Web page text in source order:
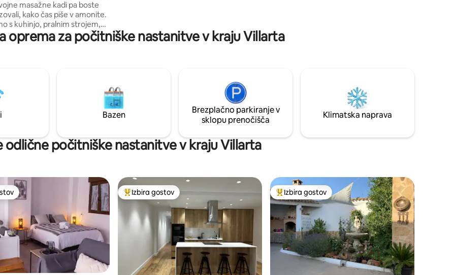
masažne kadi pa boste
kako čas piše v amonite.
s kuhinjo, pralnim strojem,
klimatsko napravo ter
v dnevni sobi in spalnici.
v hiši v jami z vsem
udobjem.
oprema za počitniške nastanitve v kraju Villarta
Bazen
Brezplačno parkiranje v
sklopu prenočišča
Klimatska naprava
odlične počitniške nastanitve v kraju Villarta
Najbolj priljubljena prenočišča z značko »Izbira gostov«
Izbira gostov Najbolj priljubljena prenočišča z značko »Izbira
Izbira gostov